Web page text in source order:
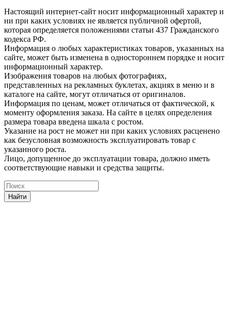
Настоящий интернет-сайт носит информационный характер и
ни при каких условиях не является публичной офертой,
которая определяется положениями статьи 437 Гражданского
кодекса РФ.
Информация о любых характеристиках товаров, указанных на
сайте, может быть изменена в одностороннем порядке и носит
информационный характер.
Изображения товаров на любых фотографиях,
представленных на рекламных буклетах, акциях в меню и в
каталоге на сайте, могут отличаться от оригиналов.
Информация по ценам, может отличаться от фактической, к
моменту оформления заказа. На сайте в целях определения
размера товара введена шкала с ростом.
Указание на рост не может ни при каких условиях расценено
как безусловная возможность эксплуатировать товар с
указанного роста.
Лицо, допущенное до эксплуатации товара, должно иметь
соответствующие навыки и средства защиты.
Найти